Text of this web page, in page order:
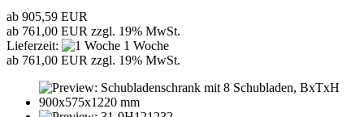
ab 905,59 EUR
ab 761,00 EUR zzgl. 19% MwSt.
Lieferzeit:
1 Woche
ab 761,00 EUR zzgl. 19% MwSt.